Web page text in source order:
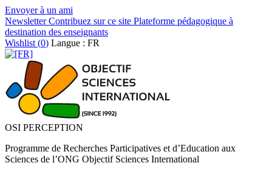
Envoyer à un ami
NewsletterContribuez sur ce site Plateforme pédagogique à
destination des enseignants
Wishlist (0) Langue : FR
OSI PERCEPTION
Programme de Recherches Participatives et d’Education aux
Sciences de l’ONG Objectif Sciences International